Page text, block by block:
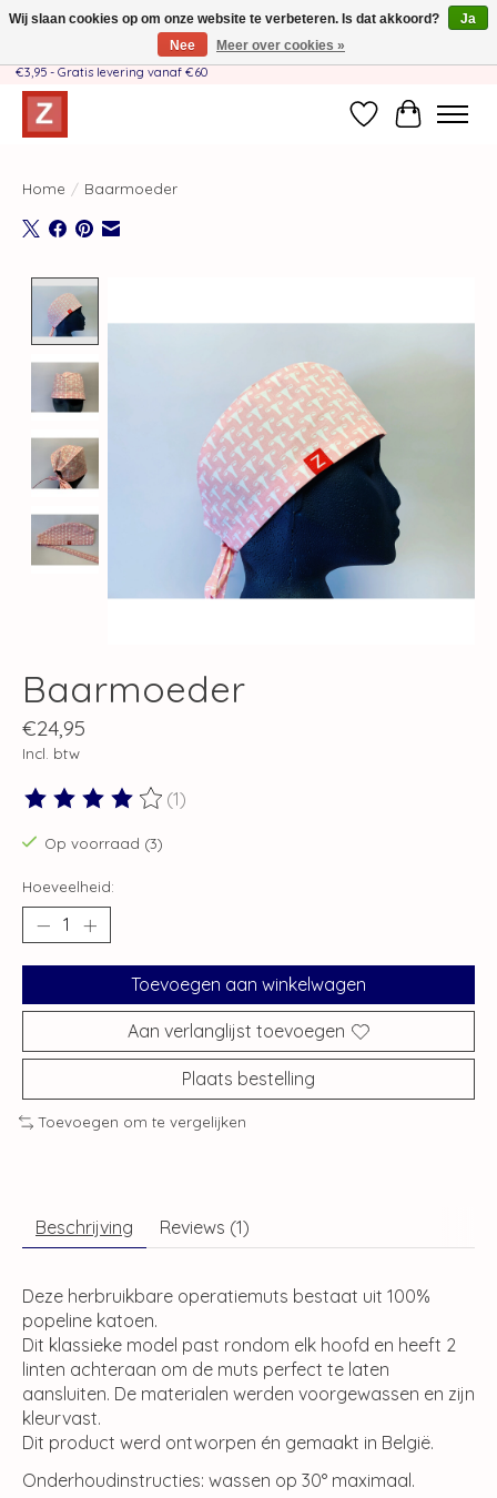
Handgemaakt door moeder-dochterteam❤️ - Verzendkosten BE & NL SLECHTS
€3,95 - Gratis levering vanaf €60
Verlanglijst
Home / Baarmoeder
Baarmoeder
€24,95
Incl. btw
De beoordeling van dit product is
(1)
Op voorraad (3)
Hoeveelheid:
Toevoegen aan winkelwagen
Aan verlanglijst toevoegen
Plaats bestelling
Toevoegen om te vergelijken
Beschrijving Reviews (1)
Deze herbruikbare operatiemuts bestaat uit 100%
popeline katoen.
Dit klassieke model past rondom elk hoofd en heeft 2
linten achteraan om de muts perfect te laten
aansluiten. De materialen werden voorgewassen en zijn
kleurvast.
Dit product werd ontworpen én gemaakt in België.
Onderhoudinstructies: wassen op 30° maximaal.
Wij slaan cookies op om onze website te verbeteren. Is dat akkoord?
Ja
Nee
Meer over cookies »